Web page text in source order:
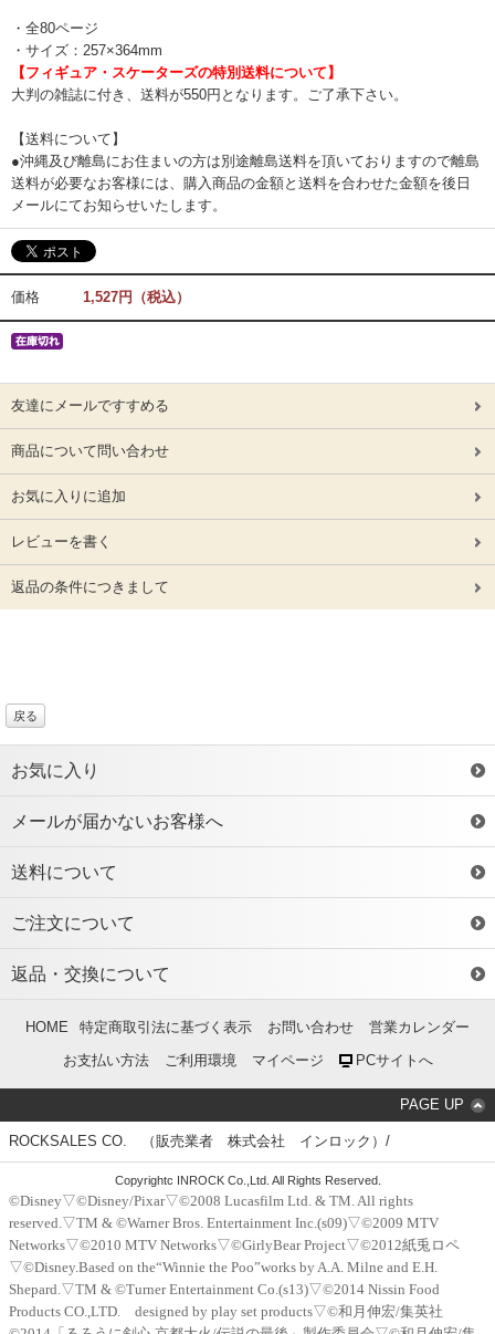
・全80ページ
・サイズ：257×364mm
【フィギュア・スケーターズの特別送料について】
大判の雑誌に付き、送料が550円となります。ご了承下さい。
【送料について】
●沖縄及び離島にお住まいの方は別途離島送料を頂いておりますので離島
送料が必要なお客様には、購入商品の金額と送料を合わせた金額を後日
メールにてお知らせいたします。
価格 1,527円（税込）
友達にメールですすめる
商品について問い合わせ
お気に入りに追加
レビューを書く
返品の条件につきまして
戻る
お気に入り
メールが届かないお客様へ
送料について
ご注文について
返品・交換について
HOME 特定商取引法に基づく表示 お問い合わせ
営業カレンダー
お支払い方法
ご利用環境 マイページ PCサイトへ
PAGE UP
ROCKSALES CO. （販売業者 株式会社 インロック）/
Copyrightc INROCK Co.,Ltd. All Rights Reserved.
©Disney▽©Disney/Pixar▽©2008 Lucasfilm Ltd. & TM. All rights
reserved.▽TM & ©Warner Bros. Entertainment Inc.(s09)▽©2009 MTV
Networks▽©2010 MTV Networks▽©GirlyBear Project▽©2012紙兎ロペ
▽©Disney.Based on the“Winnie the Poo”works by A.A. Milne and E.H.
Shepard.▽TM & ©Turner Entertainment Co.(s13)▽©2014 Nissin Food
Products CO.,LTD. designed by play set products▽©和月伸宏/集英社